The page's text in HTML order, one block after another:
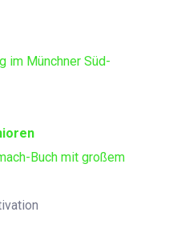
im Münchner Süd-
Buch mit großem